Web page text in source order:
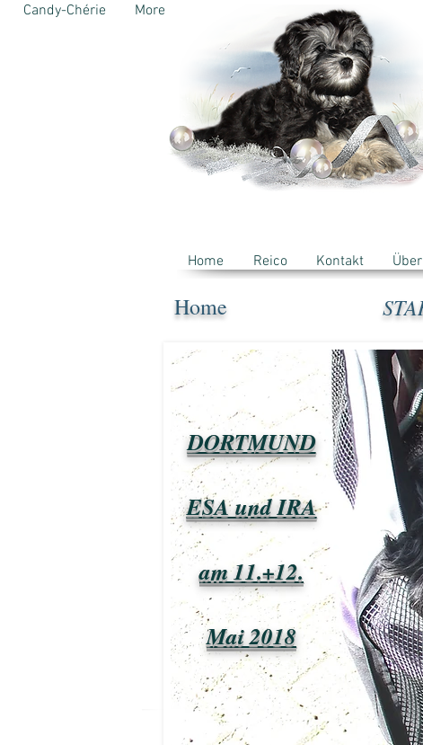
Candy-Chérie More
Home Reico Kontakt
Home
DORTMUND
ESA und IRA
am 11.+12.
Mai 2018